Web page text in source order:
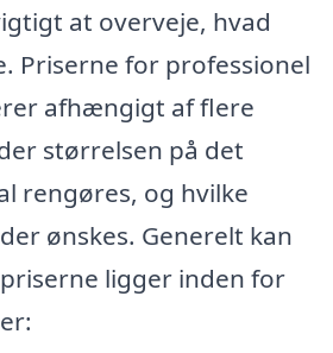
at overveje, hvad
Priserne for professionel
afhængigt af flere
størrelsen på det
rengøres, og hvilke
ønskes. Generelt kan
ligger inden for